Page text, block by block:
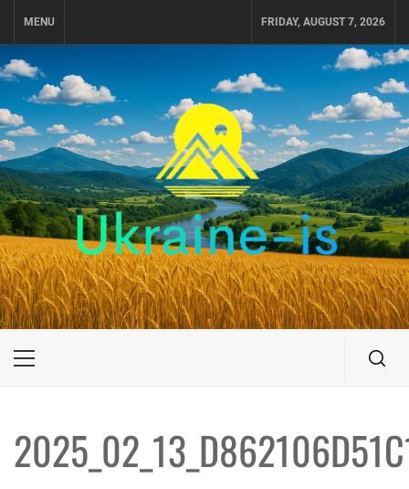
MENU FRIDAY, AUGUST 7, 2026
UKRAINE-IS
ПОДОРОЖI ПО УКРАЇНІ
Primary